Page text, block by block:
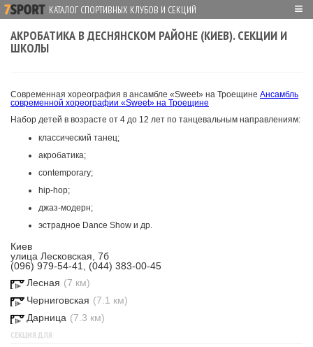
КАТАЛОГ СПОРТИВНЫХ КЛУБОВ И СЕКЦИЙ ≡
АКРОБАТИКА В ДЕСНЯНСКОМ РАЙОНЕ (КИЕВ). СЕКЦИИ И
ШКОЛЫ
Современная хореография в ансамбле «Sweet» на Троещине Ансамбль
современной хореографии «Sweet» на Троещине
Набор детей в возрасте от 4 до 12 лет по танцевальным направлениям:
классический танец;
акробатика;
contemporary;
hip-hop;
джаз-модерн;
эстрадное Dance Show и др.
Киев
улица Лесковская, 7б
(096) 979-54-41, (044) 383-00-45
Лесная (7 км)
Черниговская (7.1 км)
Дарница (7.3 км)
СЕКЦИЯ ДЛЯ